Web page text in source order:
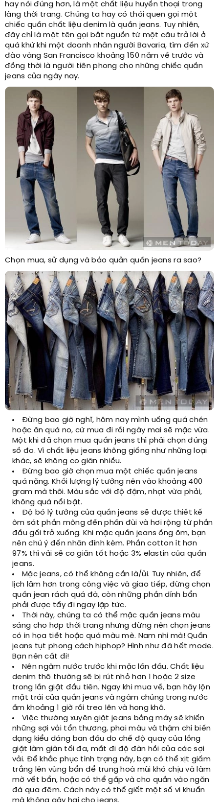
hay nói đúng hơn, là một chất liệu huyền thoại trong
làng thời trang. Chúng ta hay có thói quen gọi một
chiếc quần chất liệu denim là quần jeans. Tuy nhiên,
đây chỉ là một tên gọi bắt nguồn từ một câu trả lời ở
quá khứ khi một doanh nhân người Bavaria, tìm đến xứ
đào vàng San Francisco khoảng 150 năm về trước và
đồng thời là người tiên phong cho những chiếc quần
jeans của ngày nay.
Chọn mua, sử dụng và bảo quản quần jeans ra sao?
Đừng bao giờ nghĩ, hôm nay mình uống quá chén
hoặc ăn quá no, cứ mua đi rồi ngày mai sẽ mặc vừa.
Một khi đã chọn mua quần jeans thì phải chọn đúng
số đo. Vì chất liệu jeans không giống như những loại
khác, sẽ không co giãn nhiều.
Đừng bao giờ chọn mua một chiếc quần jeans
quá nặng. Khối lượng lý tưởng nên vào khoảng 400
gram mà thôi. Màu sắc với độ đậm, nhạt vừa phải,
không quá nổi bật.
Độ bó lý tưởng của quần jeans sẽ được thiết kế
ôm sát phần mông đến phần đùi và hơi rộng từ phần
đầu gối trở xuống. Khi mặc quần jeans ống ôm, bạn
nên chú ý đến nhãn đính kèm. Phần cotton ít hơn
97% thì vải sẽ co giãn tốt hoặc 3% elastin của quần
jeans.
Mặc jeans, có thể không cần là/ủi. Tuy nhiên, để
lịch lãm hơn trong công việc và giao tiếp, đừng chọn
quần jean rách quá đà, còn những phần dính bẩn
phải được tẩy đi ngay lập tức.
Thời này, chúng ta có thể mặc quần jeans màu
sáng cho hợp thời trang nhưng đừng nên chọn jeans
có in họa tiết hoặc quá màu mè. Nam nhi mà! Quần
jeans tụt phong cách hiphop? Hình như đã hết mode.
Bạn nên cất đi!
Nên ngâm nước trước khi mặc lần đầu. Chất liệu
denim thô thường sẽ bị rút nhỏ hơn 1 hoặc 2 size
trong lần giặt đầu tiên. Ngay khi mua về, bạn hãy lộn
mặt trái của quần jeans và ngâm chúng trong nước
ấm khoảng 1 giờ rồi treo lên và hong khô.
Việc thường xuyên giặt jeans bằng máy sẽ khiến
những sợi vải tổn thương, phai màu và thậm chí biến
dạng kiểu dáng ban đầu do chế độ quay của lồng
giặt làm giãn tối đa, mất đi độ đàn hồi của các sợi
vải. Để khắc phục tình trạng này, bạn có thể xịt giấm
trắng lên vùng bẩn để trung hoà mùi khó chịu và làm
mờ vết bẩn, hoặc có thể gấp và cho quần vào ngăn
đá qua đêm. Cách này có thể giết một số vi khuẩn